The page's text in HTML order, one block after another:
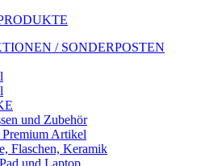
/ SONDERPOSTEN
und Zubehör
Artikel
Flaschen, Keramik
und Laptop